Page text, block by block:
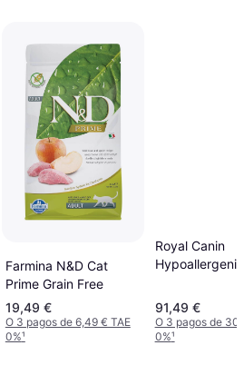
Farmina N&D Cat
Prime Grain Free
19,49 €
O 3 pagos de 6,49 € TAE
0%¹
Royal Canin
91,49 €
O 3 pagos de
0%¹